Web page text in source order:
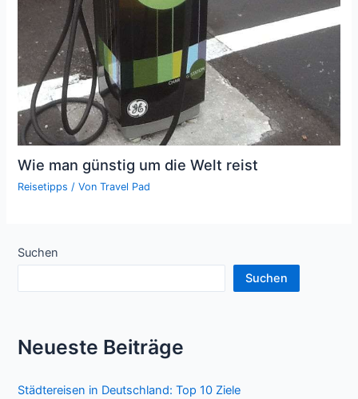
Wie man günstig um die Welt reist
Reisetipps / VonTravel Pad
Suchen
Suchen
Neueste Beiträge
Städtereisen in Deutschland: Top 10 Ziele